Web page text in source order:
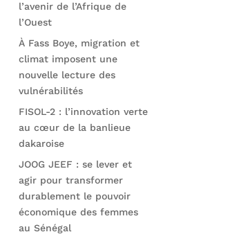
l’avenir de l’Afrique de
l’Ouest
À Fass Boye, migration et
climat imposent une
nouvelle lecture des
vulnérabilités
FISOL-2 : l’innovation verte
au cœur de la banlieue
dakaroise
JOOG JEEF : se lever et
agir pour transformer
durablement le pouvoir
économique des femmes
au Sénégal